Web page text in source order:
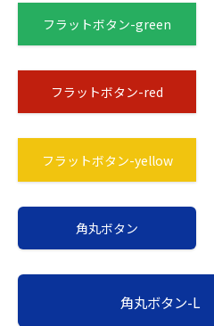
フラットボタン-green
フラットボタン-red
フラットボタン-yellow
角丸ボタン
角丸ボタン-L